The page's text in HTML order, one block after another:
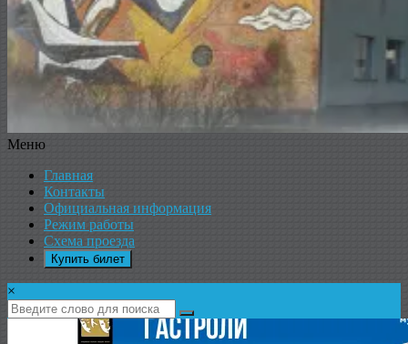
ИКАР
Меню
Главная
Контакты
Официальная информация
Режим работы
Схема проезда
Купить билет
×